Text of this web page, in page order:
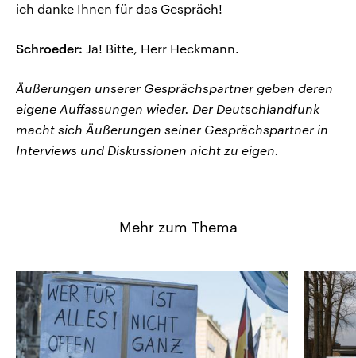
ich danke Ihnen für das Gespräch!
Schroeder: Ja! Bitte, Herr Heckmann.
Äußerungen unserer Gesprächspartner geben deren
eigene Auffassungen wieder. Der Deutschlandfunk
macht sich Äußerungen seiner Gesprächspartner in
Interviews und Diskussionen nicht zu eigen.
Mehr zum Thema